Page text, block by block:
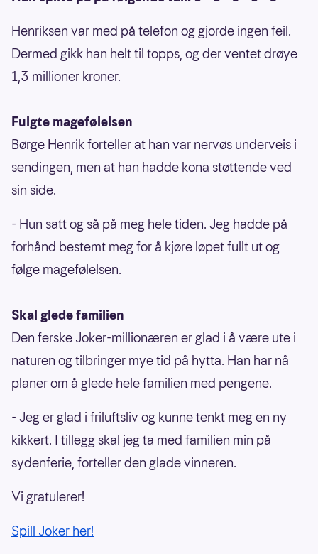
Henriksen var med på telefon og gjorde ingen feil.
Dermed gikk han helt til topps, og der ventet drøye
1,3 millioner kroner.
Fulgte magefølelsen
Børge Henrik forteller at han var nervøs underveis i
sendingen, men at han hadde kona støttende ved
sin side.
- Hun satt og så på meg hele tiden. Jeg hadde på
forhånd bestemt meg for å kjøre løpet fullt ut og
følge magefølelsen.
Skal glede familien
Den ferske Joker-millionæren er glad i å være ute i
naturen og tilbringer mye tid på hytta. Han har nå
planer om å glede hele familien med pengene.
- Jeg er glad i friluftsliv og kunne tenkt meg en ny
kikkert. I tillegg skal jeg ta med familien min på
sydenferie, forteller den glade vinneren.
Vi gratulerer!
Spill Joker her!